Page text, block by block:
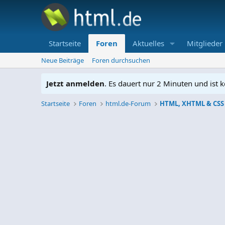
Startseite Foren Aktuelles Mitglieder
Neue Beiträge Foren durchsuchen
Jetzt anmelden. Es dauert nur 2 Minuten und ist
Startseite Foren html.de-Forum HTML, XHTML & CSS